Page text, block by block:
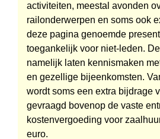
activiteiten, meestal avonden
railonderwerpen en soms ook
deze pagina genoemde
toegankelijk voor niet-leden.
namelijk laten kennismaken
en gezellige bijeenkomsten.
wordt soms een extra bijdrage
gevraagd bovenop de vaste
kostenvergoeding voor
euro.